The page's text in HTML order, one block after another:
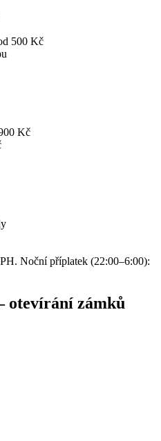
500 Kč
Kč
Noční příplatek (22:00–6:00):
otevírání zámků